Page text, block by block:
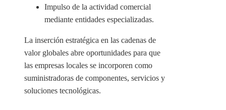
Impulso de la actividad comercial
mediante entidades especializadas.
La inserción estratégica en las cadenas de
valor globales abre oportunidades para que
las empresas locales se incorporen como
suministradoras de componentes, servicios y
soluciones tecnológicas.